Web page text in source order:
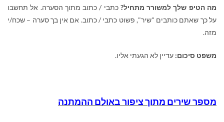
מה הטיפ שלך למשורר מתחיל? כתבי / כתוב מתוך הסערה. אל תחשבו
על כך שאתם כותבים "שיר", פשוט כתבי / כתוב. אם אין בך סערה – שכח/י
מזה.
משפט סיכום: עדיין לא הגעתי אליו.
מספר שירים מתוך ציפור באולם ההמתנה